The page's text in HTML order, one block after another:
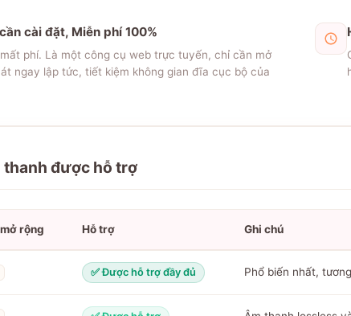
cài đặt, Miễn phí 100%
phí. Là một công cụ web trực tuyến, chỉ cần mở
ngay lập tức, tiết kiệm không gian đĩa cục bộ của
thanh được hỗ trợ
rộng Hỗ trợ Ghi chú
✅ Được hỗ trợ đầy đủ Phổ biến nhất,